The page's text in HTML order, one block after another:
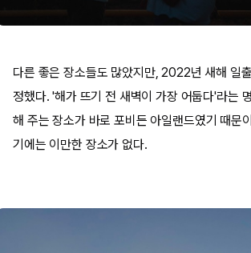
다른 좋은 장소들도 많았지만, 2022년 새해 일
정했다. '해가 뜨기 전 새벽이 가장 어둡다'라는
해 주는 장소가 바로 포비든 아일랜드였기 때문
기에는 이만한 장소가 없다.